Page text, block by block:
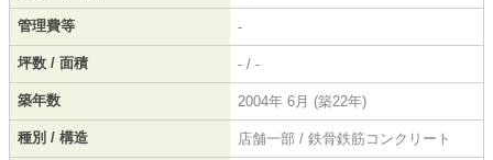
管理費等 -
坪数 / 面積 - / -
築年数 2004年 6月 (築22年)
種別 / 構造 店舗一部 / 鉄骨鉄筋コンクリート